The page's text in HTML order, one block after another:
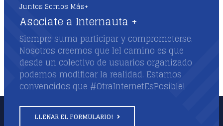
Juntos Somos Más+
Asociate a Internauta +
Siempre suma participar y comprometerse.
Nosotros creemos que lel camino es que
desde un colectivo de usuarios organizado
podemos modificar la realidad. Estamos
convencidos que #OtraInternetEsPosible!
LLENAR EL FORMULARIO!